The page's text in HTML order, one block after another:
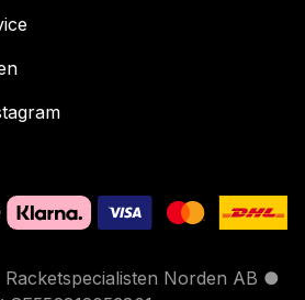
Racketspecialisten Norden AB ●